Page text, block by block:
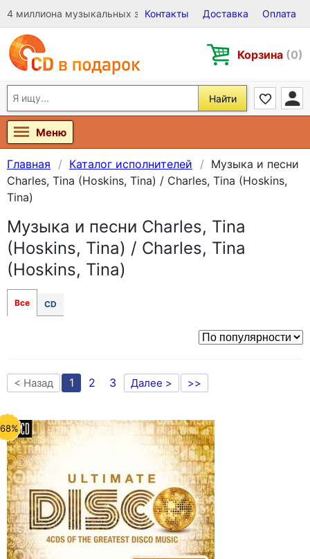
4 миллиона музыкальных записей на Виниле, CD и DVD
Контакты Доставка Оплата
Корзина (0)
Найти
Меню
Главная Каталог исполнителей
Музыка и песни
Charles, Tina (Hoskins, Tina) / Charles, Tina (Hoskins,
Tina)
Музыка и песни Charles, Tina
(Hoskins, Tina) / Charles, Tina
(Hoskins, Tina)
Все CD
< Назад 1 2 3 Далее > >>